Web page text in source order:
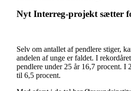
Nyt Interreg-projekt sætter
Selv om antallet af pendlere stiger,
andelen af unge er faldet. I
pendlere under 25 år 16,7 procent. I
til 6,5 procent.